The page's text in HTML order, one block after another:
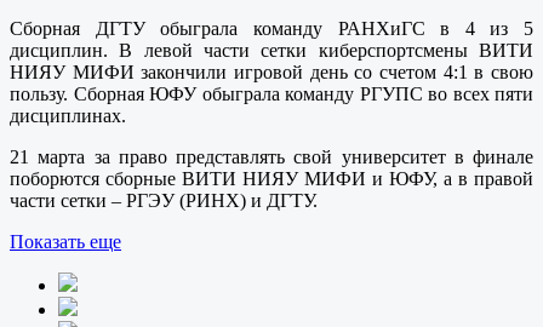
Сборная ДГТУ обыграла команду РАНХиГС в 4 из 5
дисциплин. В левой части сетки киберспортсмены ВИТИ
НИЯУ МИФИ закончили игровой день со счетом 4:1 в свою
пользу. Сборная ЮФУ обыграла команду РГУПС во всех пяти
дисциплинах.
21 марта за право представлять свой университет в финале
поборются сборные ВИТИ НИЯУ МИФИ и ЮФУ, а в правой
части сетки – РГЭУ (РИНХ) и ДГТУ.
Показать еще